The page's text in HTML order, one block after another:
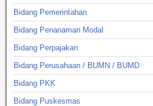
Bidang Pemerintahan
Bidang Penanaman Modal
Bidang Perpajakan
Bidang Perusahaan / BUMN / BUMD
Bidang PKK
Bidang Puskesmas